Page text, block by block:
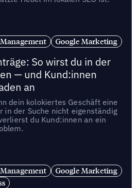
Google Marketing
So wirst du in der
— und Kund:innen
an
dein kolokiertes Geschäft eine
in der Suche nicht eigenständig
du Kund:innen an ein
Google Marketing